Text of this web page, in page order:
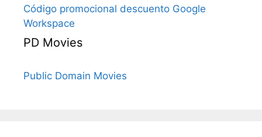
Código promocional descuento Google
Workspace
PD Movies
Public Domain Movies